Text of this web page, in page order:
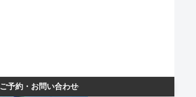
ご予約・お問い合わせ